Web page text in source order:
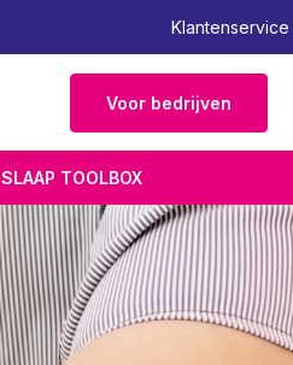
Wetenschappelijk onderbouwd
Klantenservice
Voor bedrijven
SLAAP TOOLBOX